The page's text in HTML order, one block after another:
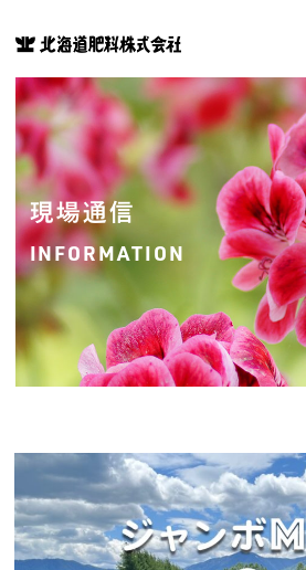
現場通信
INFORMATION